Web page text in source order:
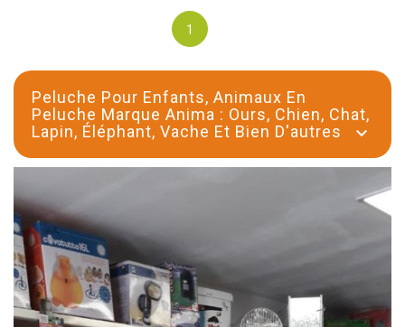
1
Peluche Pour Enfants, Animaux En
Peluche Marque Anima : Ours, Chien, Chat,
Lapin, Éléphant, Vache Et Bien D'autres
